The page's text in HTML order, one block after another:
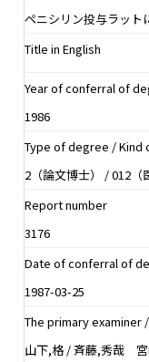
ペニシリン投与ラット
Title in English
Year of conferral of
1986
Type of degree / Kind
2（論文博士） / 012（
Report number
3176
Date of conferral of
1987-03-25
The primary examiner
山下,格 / 斉藤,秀哉